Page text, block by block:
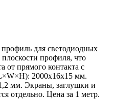
для светодиодных
профиля, что
от прямого контакта с
2000x16x15 мм.
мм. Экраны, заглушки и
отдельно. Цена за 1 метр.